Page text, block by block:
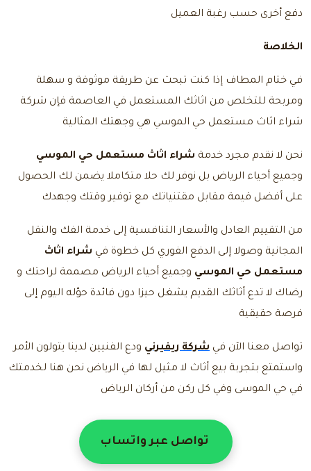
دفع أخرى حسب رغبة العميل
الخلاصة
في ختام المطاف إذا كنت تبحث عن طريقة موثوقة و سهلة
ومربحة للتخلص من اثاثك المستعمل في العاصمة فإن شركة
شراء اثاث مستعمل حي الموسي هي وجهتك المثالية
نحن لا نقدم مجرد خدمة شراء اثاث مستعمل حي الموسي
وجميع أحياء الرياض بل نوفر لك حلا متكاملا يضمن لك الحصول
على أفضل قيمة مقابل مقتنياتك مع توفير وقتك وجهدك
من التقييم العادل والأسعار التنافسية إلى خدمة الفك والنقل
المجانية وصولا إلى الدفع الفوري كل خطوة في شراء اثاث
مستعمل حي الموسي وجميع أحياء الرياض مصممة لراحتك و
رضاك لا تدع أثاثك القديم يشغل حيزا دون فائدة حوّله اليوم إلى
فرصة حقيقية
تواصل معنا الآن في شركة ريفيرني ودع الفنيين لدينا يتولون الأمر
واستمتع بتجربة بيع أثاث لا مثيل لها في الرياض نحن هنا لخدمتك
في حي الموسى وفي كل ركن من أركان الرياض
تواصل عبر واتساب